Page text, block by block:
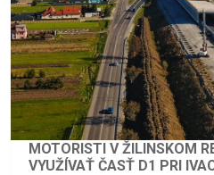
MOTORISTI V ŽILINSKOM
VYUŽÍVAŤ ČASŤ D1 PRI